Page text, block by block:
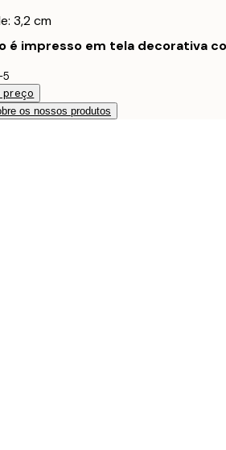
3,2 cm
é impresso em tela decorativa
5
os nossos produtos